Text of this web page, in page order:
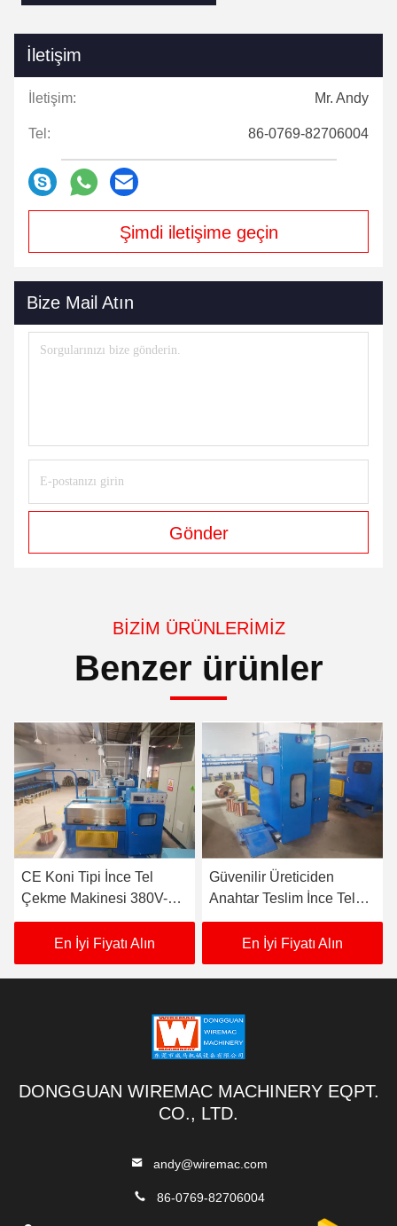
İletişim
İletişim: Mr. Andy
Tel: 86-0769-82706004
Şimdi iletişime geçin
Bize Mail Atın
Gönder
BIZIM ÜRÜNLERIMIZ
Benzer ürünler
CE Koni Tipi İnce Tel
Çekme Makinesi 380V-
480V Senkron Hareketli
En İyi Fiyatı Alın
Güvenilir Üreticiden
Anahtar Teslim İnce Tel
Çekme Makinesi
En İyi Fiyatı Alın
DONGGUAN WIREMAC MACHINERY EQPT.
CO., LTD.
andy@wiremac.com
86-0769-82706004